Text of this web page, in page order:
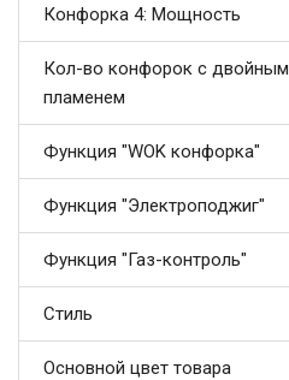
Конфорка 4: Мощность
Кол-во конфорок с двойным
пламенем
Функция "WOK конфорка"
Функция "Электроподжиг"
Функция "Газ-контроль"
Стиль
Основной цвет товара